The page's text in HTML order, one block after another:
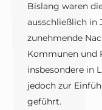
Bislang waren
ausschließlich in
zunehmende
Kommunen und
insbesondere in
jedoch zur
geführt.